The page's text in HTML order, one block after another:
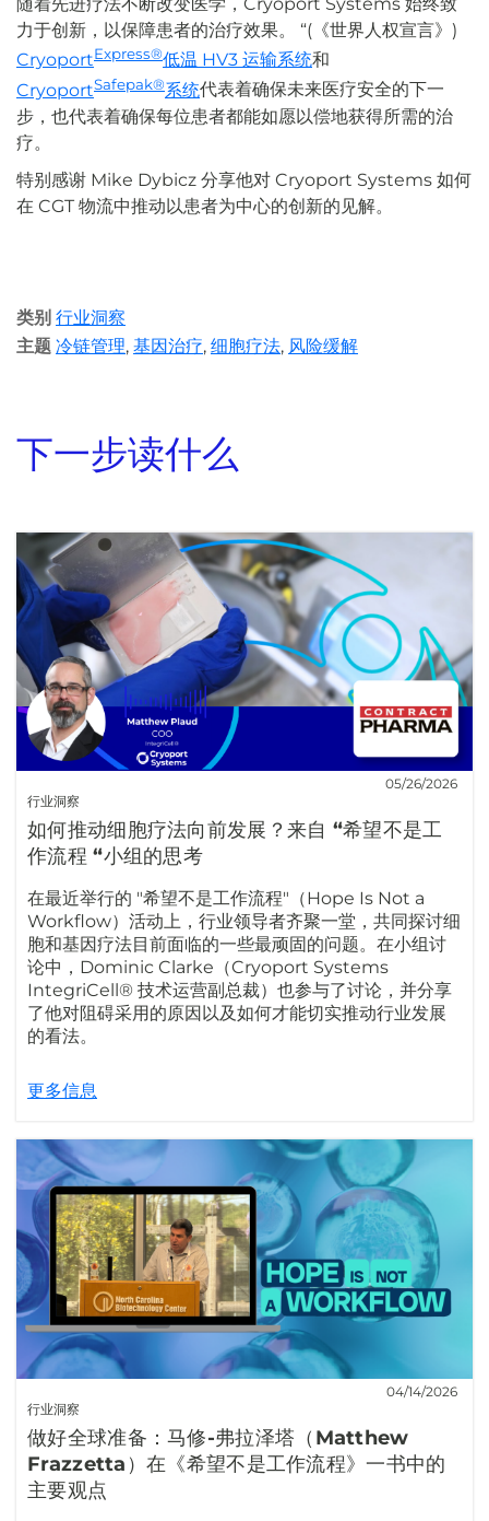
力于创新，以保障患者的治疗效果。 “(《世界人权宣言》)
CryoportExpress®低温 HV3 运输系统和
CryoportSafepak®系统代表着确保未来医疗安全的下一
步，也代表着确保每位患者都能如愿以偿地获得所需的治
疗。
特别感谢 Mike Dybicz 分享他对 Cryoport Systems 如何
在 CGT 物流中推动以患者为中心的创新的见解。
类别 行业洞察
主题 冷链管理, 基因治疗, 细胞疗法, 风险缓解
下一步读什么
行业洞察
05/26/2026
如何推动细胞疗法向前发展？来自 “希望不是工
作流程 “小组的思考
在最近举行的 "希望不是工作流程"（Hope Is Not a
Workflow）活动上，行业领导者齐聚一堂，共同探讨细
胞和基因疗法目前面临的一些最顽固的问题。在小组讨
论中，Dominic Clarke（Cryoport Systems
IntegriCell® 技术运营副总裁）也参与了讨论，并分享
了他对阻碍采用的原因以及如何才能切实推动行业发展
的看法。
更多信息
行业洞察
04/14/2026
做好全球准备：马修-弗拉泽塔（Matthew
Frazzetta）在《希望不是工作流程》一书中的
主要观点